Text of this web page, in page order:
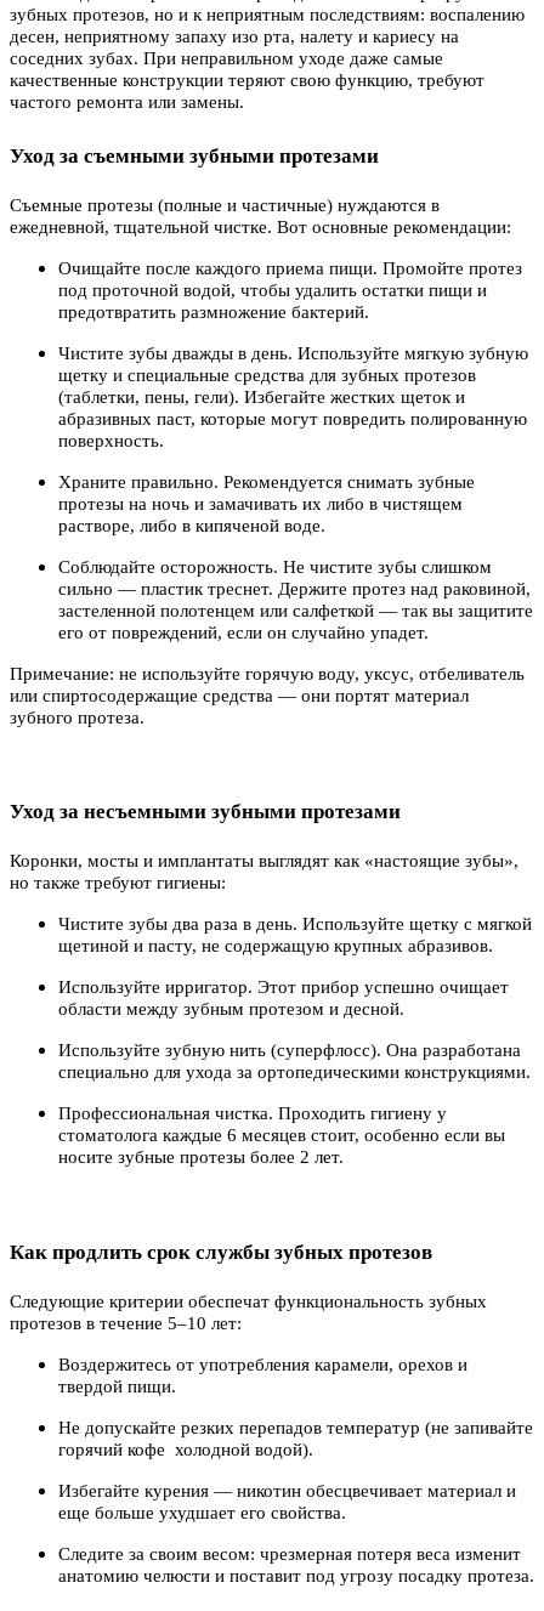
зубных протезов, но и к неприятным последствиям: воспалению
десен, неприятному запаху изо рта, налету и кариесу на
соседних зубах. При неправильном уходе даже самые
качественные конструкции теряют свою функцию, требуют
частого ремонта или замены.
Уход за съемными зубными протезами
Съемные протезы (полные и частичные) нуждаются в
ежедневной, тщательной чистке. Вот основные рекомендации:
Очищайте после каждого приема пищи. Промойте протез
под проточной водой, чтобы удалить остатки пищи и
предотвратить размножение бактерий.
Чистите зубы дважды в день. Используйте мягкую зубную
щетку и специальные средства для зубных протезов
(таблетки, пены, гели). Избегайте жестких щеток и
абразивных паст, которые могут повредить полированную
поверхность.
Храните правильно. Рекомендуется снимать зубные
протезы на ночь и замачивать их либо в чистящем
растворе, либо в кипяченой воде.
Соблюдайте осторожность. Не чистите зубы слишком
сильно — пластик треснет. Держите протез над раковиной,
застеленной полотенцем или салфеткой — так вы защитите
его от повреждений, если он случайно упадет.
Примечание: не используйте горячую воду, уксус, отбеливатель
или спиртосодержащие средства — они портят материал
зубного протеза.
Уход за несъемными зубными протезами
Коронки, мосты и имплантаты выглядят как «настоящие зубы»,
но также требуют гигиены:
Чистите зубы два раза в день. Используйте щетку с мягкой
щетиной и пасту, не содержащую крупных абразивов.
Используйте ирригатор. Этот прибор успешно очищает
области между зубным протезом и десной.
Используйте зубную нить (суперфлосс). Она разработана
специально для ухода за ортопедическими конструкциями.
Профессиональная чистка. Проходить гигиену у
стоматолога каждые 6 месяцев стоит, особенно если вы
носите зубные протезы более 2 лет.
Как продлить срок службы зубных протезов
Следующие критерии обеспечат функциональность зубных
протезов в течение 5–10 лет:
Воздержитесь от употребления карамели, орехов и
твердой пищи.
Не допускайте резких перепадов температур (не запивайте
горячий кофе холодной водой).
Избегайте курения — никотин обесцвечивает материал и
еще больше ухудшает его свойства.
Следите за своим весом: чрезмерная потеря веса изменит
анатомию челюсти и поставит под угрозу посадку протеза.